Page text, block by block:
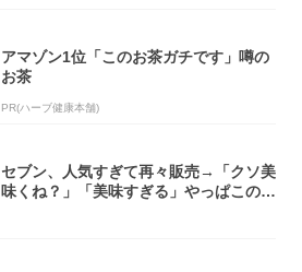
アマゾン1位「このお茶ガチです」噂の
お茶
PR(ハーブ健康本舗)
セブン、人気すぎて再々販売→「クソ美
味くね？」「美味すぎる」やっぱこのク